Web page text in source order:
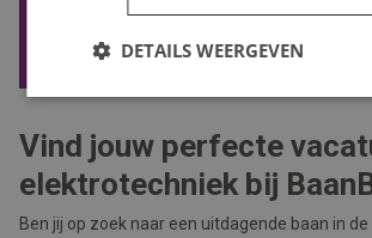
Vind jouw perfecte
elektrotechniek bij
Ben jij op zoek naar een uitdagende baan in
DETAILS WEERGEVEN